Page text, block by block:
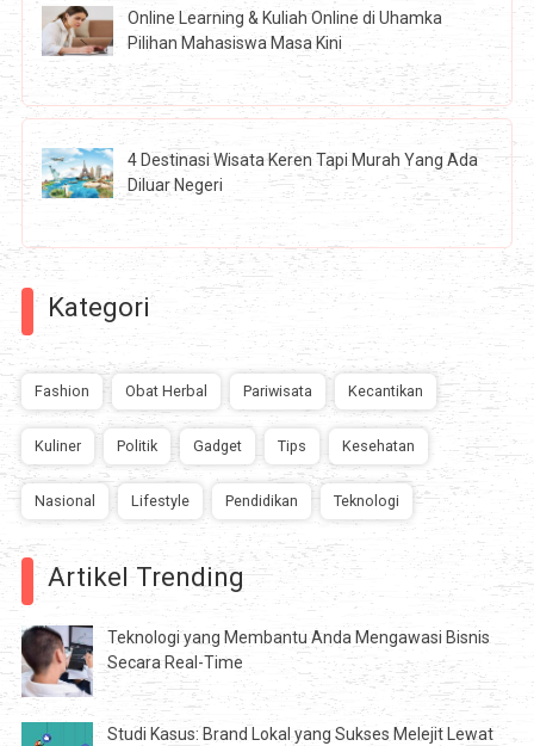
Online Learning & Kuliah Online di Uhamka
Pilihan Mahasiswa Masa Kini
4 Destinasi Wisata Keren Tapi Murah Yang Ada
Diluar Negeri
Kategori
Fashion Obat Herbal Pariwisata Kecantikan
Kuliner Politik Gadget Tips Kesehatan
Nasional Lifestyle Pendidikan Teknologi
Artikel Trending
Teknologi yang Membantu Anda Mengawasi Bisnis
Secara Real-Time
Studi Kasus: Brand Lokal yang Sukses Melejit Lewat